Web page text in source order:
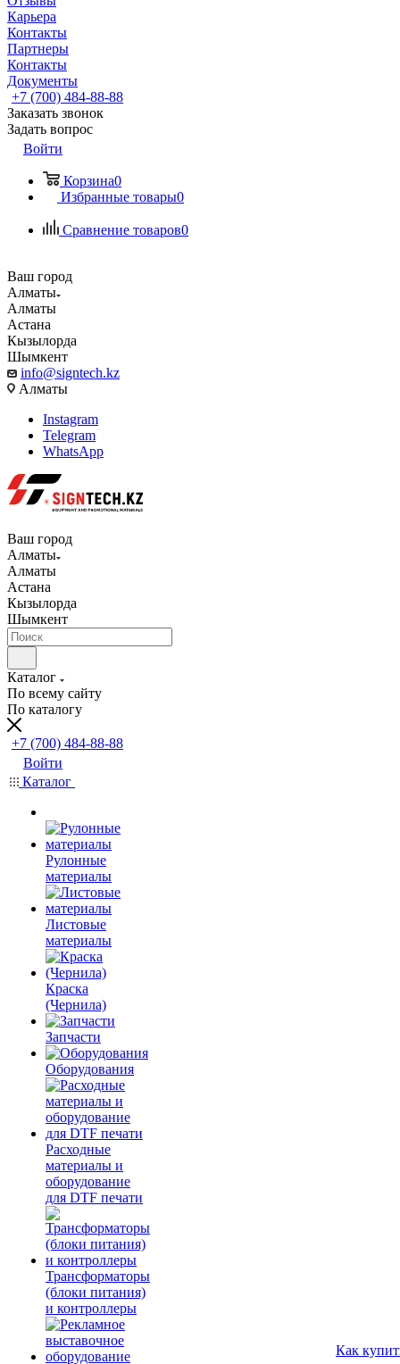
Карьера
Контакты
Партнеры
Контакты
Документы
+7 (700) 484-88-88
Заказать звонок
Задать вопрос
Войти
Корзина0
Избранные товары0
Сравнение товаров0
Ваш город
Алматы
Алматы
Астана
Кызылорда
Шымкент
info@signtech.kz
Алматы
Instagram
Telegram
WhatsApp
Ваш город
Алматы
Алматы
Астана
Кызылорда
Шымкент
Каталог
По всему сайту
По каталогу
+7 (700) 484-88-88
Войти
Каталог
Рулонные
материалы
Листовые
материалы
Краска
(Чернила)
Запчасти
Оборудования
Расходные
материалы и
оборудование
для DTF печати
Трансформаторы
(блоки питания)
и контроллеры
Как